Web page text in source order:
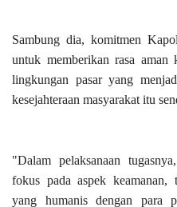
Sambung dia, komitmen
untuk memberikan rasa aman
lingkungan pasar yang
kesejahteraan masyarakat itu
"Dalam pelaksanaan
fokus pada aspek
yang humanis dengan para